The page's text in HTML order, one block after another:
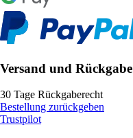
Versand und Rückgabe
30 Tage Rückgaberecht
Bestellung zurückgeben
Trustpilot